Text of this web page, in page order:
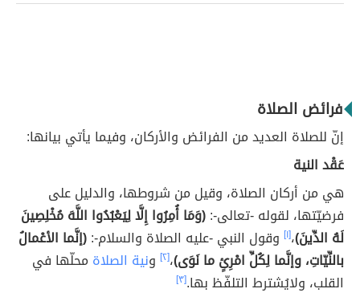
فرائض الصلاة
إنّ للصلاة العديد من الفرائض والأركان، وفيما يأتي بيانها:
عَقْد النية
هي من أركان الصلاة، وقيل من شروطها، والدليل على
فرضيّتها، لقوله -تعالى-:(وَمَا أُمِرُوا إِلَّا لِيَعْبُدُوا اللَّهَ مُخْلِصِينَ
لَهُ الدِّينَ)،[١] وقول النبي -عليه الصلاة والسلام-:(إنَّما الأعْمالُ
بالنِّيّاتِ، وإنَّما لِكُلِّ امْرِئٍ ما نَوَى)،[٢] ونية الصلاة محلّها في
القلب، ولايُشترط التلفّظ بها.[٣]